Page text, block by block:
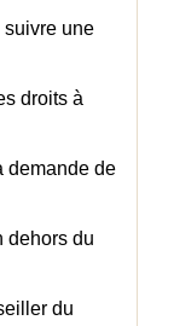
suivre une
droits à
demande de
dehors du
du